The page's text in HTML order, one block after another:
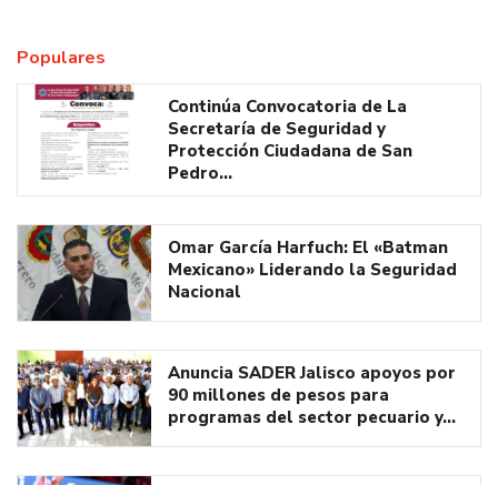
Populares
Continúa Convocatoria de La
Secretaría de Seguridad y
Protección Ciudadana de San
Pedro…
Omar García Harfuch: El «Batman
Mexicano» Liderando la Seguridad
Nacional
Anuncia SADER Jalisco apoyos por
90 millones de pesos para
programas del sector pecuario y…